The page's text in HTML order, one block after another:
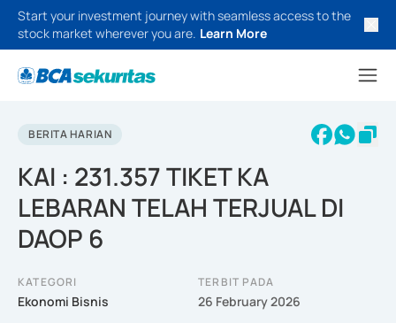
Start your investment journey with seamless access to the
stock market wherever you are. Learn More
BERITA HARIAN
KAI : 231.357 TIKET KA
LEBARAN TELAH TERJUAL DI
DAOP 6
KATEGORI
Ekonomi Bisnis
TERBIT PADA
26 February 2026